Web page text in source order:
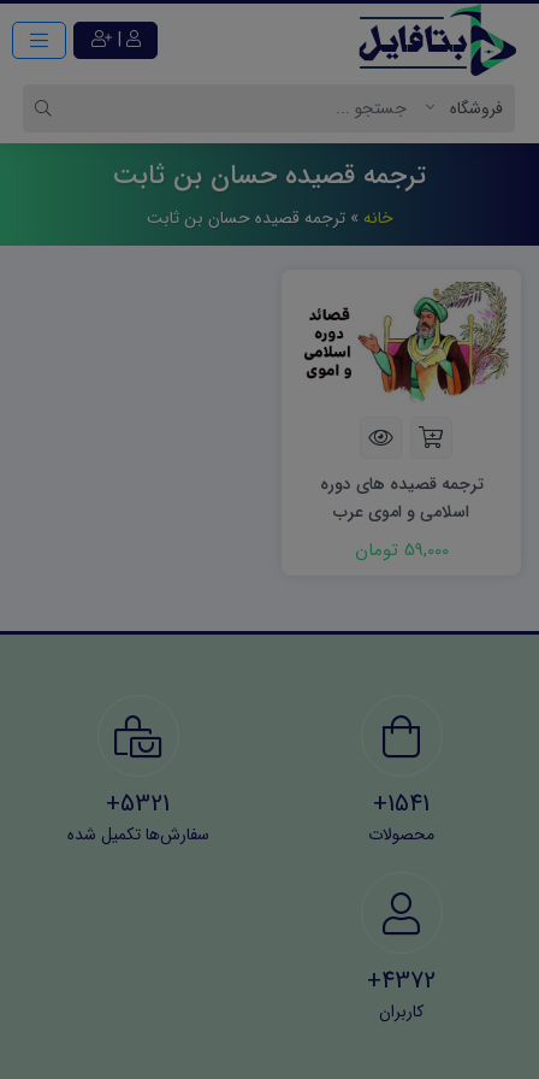
|
ترجمه قصیده حسان بن ثابت
خانه »ترجمه قصیده حسان بن ثابت
ترجمه قصیده های دوره
اسلامی و اموی عرب
59,000 تومان
1541+
محصولات
5321+
سفارش‌ها تکمیل شده
4372+
کاربران